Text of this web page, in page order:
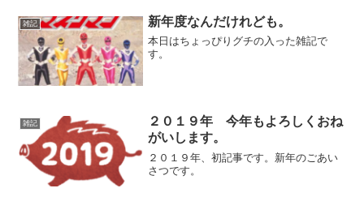
雑記 新年度なんだけれども。
本日はちょっぴりグチの入った雑記で
す。
雑記
２０１９年 今年もよろしくおね
がいします。
２０１９年、初記事です。新年のごあい
さつです。